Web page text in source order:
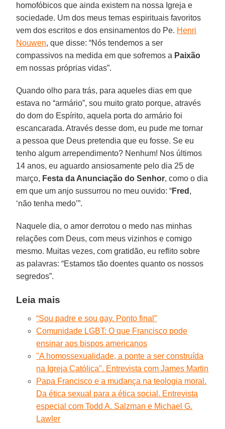
homofóbicos que ainda existem na nossa Igreja e
sociedade. Um dos meus temas espirituais favoritos
vem dos escritos e dos ensinamentos do Pe. Henri
Nouwen, que disse: “Nós tendemos a ser
compassivos na medida em que sofremos a Paixão
em nossas próprias vidas”.
Quando olho para trás, para aqueles dias em que
estava no “armário”, sou muito grato porque, através
do dom do Espírito, aquela porta do armário foi
escancarada. Através desse dom, eu pude me tornar
a pessoa que Deus pretendia que eu fosse. Se eu
tenho algum arrependimento? Nenhum! Nos últimos
14 anos, eu aguardo ansiosamente pelo dia 25 de
março, Festa da Anunciação do Senhor, como o dia
em que um anjo sussurrou no meu ouvido: “Fred ,
‘não tenha medo’”.
Naquele dia, o amor derrotou o medo nas minhas
relações com Deus, com meus vizinhos e comigo
mesmo. Muitas vezes, com gratidão, eu reflito sobre
as palavras: “Estamos tão doentes quanto os nossos
segredos”.
Leia mais
“Sou padre e sou gay. Ponto final”
Comunidade LGBT: O que Francisco pode
ensinar aos bispos americanos
"A homossexualidade, a ponte a ser construída
na Igreja Católica". Entrevista com James Martin
Papa Francisco e a mudança na teologia moral.
Da ética sexual para a ética social. Entrevista
especial com Todd A. Salzman e Michael G.
Lawler